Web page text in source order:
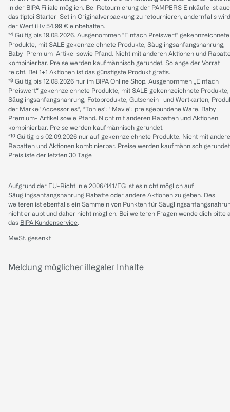
in der BIPA Filiale möglich. Bei Retournierung der PAMPERS Einkäufe ist
das tiptoi Starter-Set in Originalverpackung zu retournieren, andernfalls wird
der Wert iHv 54.99 € einbehalten.
*⁴ Gültig bis 19.08.2026. Ausgenommen "Einfach Preiswert" gekennzeichnete
Produkte, mit SALE gekennzeichnete Produkte, Säuglingsanfangsnahrung,
Baby-Premium-Artikel sowie Pfand. Nicht mit anderen Aktionen und
kombinierbar. Preise werden kaufmännisch gerundet. Solange der Vorrat
reicht. Bei 1+1 Aktionen ist das günstigste Produkt gratis.
*⁸ Gültig bis 12.08.2026 nur im BIPA Online Shop. Ausgenommen „Einfach
Preiswert“ gekennzeichnete Produkte, mit SALE gekennzeichnete Produkte,
Säuglingsanfangsnahrung, Fotoprodukte, Gutschein- und Wertkarten,
der Marke “Accessories“, “Tonies“, “Mavie“, preisgebundene Ware, Baby
Premium- Artikel sowie Pfand. Nicht mit anderen Rabatten und Aktionen
kombinierbar. Preise werden kaufmännisch gerundet.
*¹⁰ Gültig bis 02.09.2026 nur auf gekennzeichnete Produkte. Nicht mit
Rabatten und Aktionen kombinierbar. Preise werden kaufmännisch
Preisliste der letzten 30 Tage
Aufgrund der EU-Richtlinie 2006/141/EG ist es nicht möglich auf
Säuglingsanfangsnahrung Rabatte oder andere Aktionen zu geben. Des
weiteren ist ebenfalls ein Sammeln von Punkten für
nicht erlaubt und daher nicht möglich. Bei weiteren Fragen wende dich bitte
das BIPA Kundenservice.
MwSt. gesenkt
Meldung möglicher illegaler Inhalte